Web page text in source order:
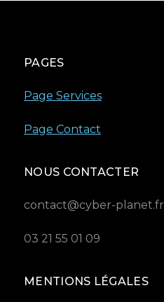
PAGES
Page Services
Page Contact
NOUS CONTACTER
contact@cyber-planet.fr
03 21 55 01 09
MENTIONS LÉGALES